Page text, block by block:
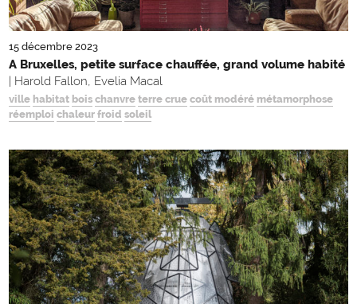
15 décembre 2023
A Bruxelles, petite surface chauffée, grand volume habité
| Harold Fallon, Evelia Macal
ville habitat bois chanvre terre crue coût modéré métamorphose
réemploi chaleur froid soleil